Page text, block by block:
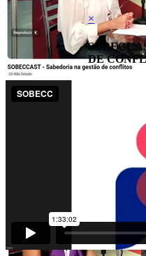
×
DE
FUTURO
Conselho
SOBECC, e
Pleno do